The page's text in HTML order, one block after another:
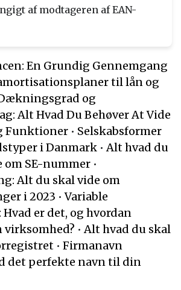
af modtageren af EAN-
En Grundig Gennemgang
til lån og
og
Alt Hvad Du Behøver At Vide
Funktioner • Selskabsformer
i Danmark •Alt hvad du
om SE-nummer •
Alt du skal vide om
i 2023 •Variable
er det, og hvordan
virksomhed? •Alt hvad du skal
• Firmanavn
det perfekte navn til din